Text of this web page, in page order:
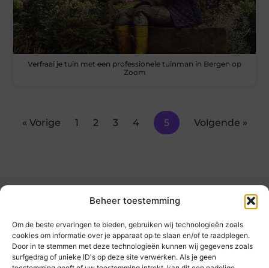
Beheer toestemming
Om de beste ervaringen te bieden, gebruiken wij technologieën zoals
cookies om informatie over je apparaat op te slaan en/of te raadplegen.
Door in te stemmen met deze technologieën kunnen wij gegevens zoals
surfgedrag of unieke ID's op deze site verwerken. Als je geen
Verfraai je tuin met een professionele tuinman in Bergen op
Zoom
« Vorige 1 2 3 4 5 Volgende »
kickinsite.nl – Echt, eerlijk, alles wat telt.